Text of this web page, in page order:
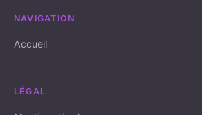
NAVIGATION
Accueil
LÉGAL